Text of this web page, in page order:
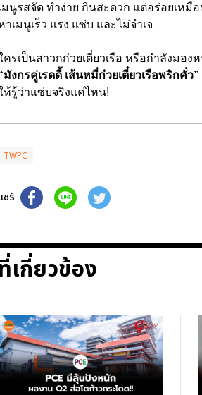
มนูรสจัด ทำง่าย กินสะดวก แต่อร่อยเห
าเมนูเร็ว แรง แซ่บ และไม่จำเจ
ครเป็นสาวกก๋วยเตี๋ยวเรือ หรือกำลังมอ
มังกรคู่เรดดี้ เส้นหมี่ก๋วยเตี๋ยวเรือพริกคั่ว”
ห้รู้ว่าแซ่บจริงแค่ไหน!
TWPC
ชร์
ที่เกี่ยวข้อง